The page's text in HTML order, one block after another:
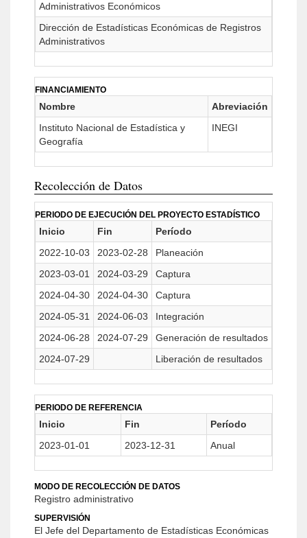
Administrativos Económicos
Dirección de Estadísticas Económicas de Registros
Administrativos
FINANCIAMIENTO
Nombre
Abreviación
Instituto Nacional de Estadística y
Geografía
INEGI
Recolección de Datos
PERIODO DE EJECUCIÓN DEL PROYECTO ESTADÍSTICO
Inicio Fin
Período
2022-10-03
2023-02-28
Planeación
2023-03-01
2024-03-29
Captura
2024-04-30
2024-04-30
Captura
2024-05-31
2024-06-03
Integración
2024-06-28
2024-07-29
Generación de resultados
2024-07-29
Liberación de resultados
PERIODO DE REFERENCIA
Inicio Fin
Período
2023-01-01
2023-12-31 Anual
MODO DE RECOLECCIÓN DE DATOS
Registro administrativo
SUPERVISIÓN
El Jefe del Departamento de Estadísticas Económicas